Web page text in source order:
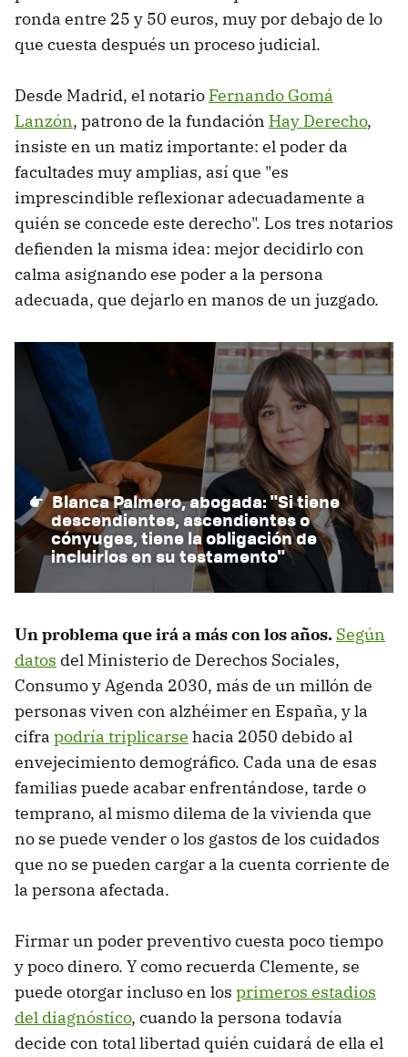
ronda entre 25 y 50 euros, muy por debajo de lo
que cuesta después un proceso judicial.
Desde Madrid, el notario Fernando Gomá
Lanzón, patrono de la fundación Hay Derecho,
insiste en un matiz importante: el poder da
facultades muy amplias, así que "es
imprescindible reflexionar adecuadamente a
quién se concede este derecho". Los tres notarios
defienden la misma idea: mejor decidirlo con
calma asignando ese poder a la persona
adecuada, que dejarlo en manos de un juzgado.
Blanca Palmero, abogada: "Si tiene
descendientes, ascendientes o
cónyuges, tiene la obligación de
incluirlos en su testamento"
Un problema que irá a más con los años. Según
datos del Ministerio de Derechos Sociales,
Consumo y Agenda 2030, más de un millón de
personas viven con alzhéimer en España, y la
cifra podría triplicarse hacia 2050 debido al
envejecimiento demográfico. Cada una de esas
familias puede acabar enfrentándose, tarde o
temprano, al mismo dilema de la vivienda que
no se puede vender o los gastos de los cuidados
que no se pueden cargar a la cuenta corriente de
la persona afectada.
Firmar un poder preventivo cuesta poco tiempo
y poco dinero. Y como recuerda Clemente, se
puede otorgar incluso en los primeros estadios
del diagnóstico, cuando la persona todavía
decide con total libertad quién cuidará de ella el